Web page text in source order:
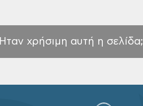
Ηταν χρήσιμη αυτή η σελίδα;